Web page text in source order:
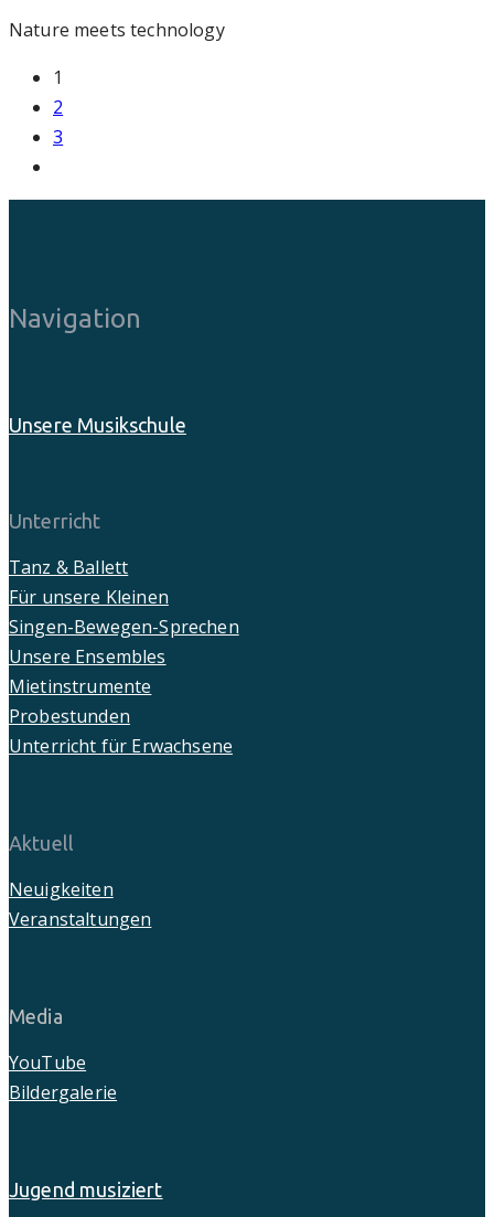
Nature meets technology
1
2
3
Navigation
Unsere Musikschule
Unterricht
Tanz & Ballett
Für unsere Kleinen
Singen-Bewegen-Sprechen
Unsere Ensembles
Mietinstrumente
Probestunden
Unterricht für Erwachsene
Aktuell
Neuigkeiten
Veranstaltungen
Media
YouTube
Bildergalerie
Jugend musiziert